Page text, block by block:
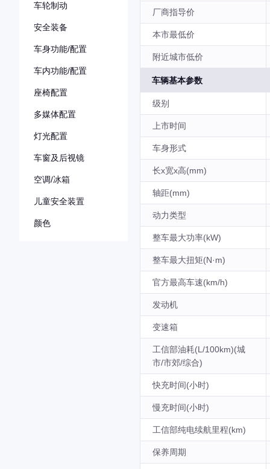
车轮制动
安全装备
车身功能/配置
车内功能/配置
座椅配置
多媒体配置
灯光配置
车窗及后视镜
空调/冰箱
儿童安全装置
颜色
厂商指导价
本市最低价
附近城市低价
车辆基本参数
级别
上市时间
车身形式
长x宽x高(mm)
轴距(mm)
动力类型
整车最大功率(kW)
整车最大扭矩(N·m)
官方最高车速(km/h)
发动机
变速箱
工信部油耗(L/100km)(城
市/市郊/综合)
快充时间(小时)
慢充时间(小时)
工信部纯电续航里程(km)
保养周期